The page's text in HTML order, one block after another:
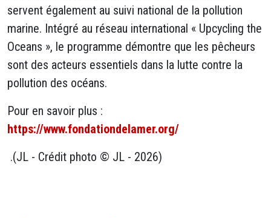
servent également au suivi national de la pollution
marine. Intégré au réseau international « Upcycling the
Oceans », le programme démontre que les pêcheurs
sont des acteurs essentiels dans la lutte contre la
pollution des océans.
Pour en savoir plus :
https://www.fondationdelamer.org/
.(JL - Crédit photo © JL - 2026)